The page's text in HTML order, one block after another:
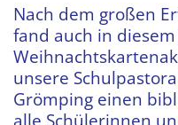
Nach dem großen
fand auch in
unsere
Grömping einen
alle Schülerinnen